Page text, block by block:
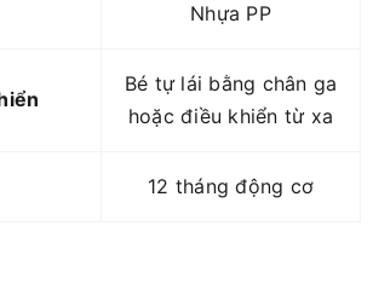
Nhựa PP
Bé tự lái bằng chân ga
hoặc điều khiển từ xa
12 tháng động cơ